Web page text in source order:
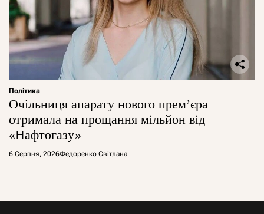
Політика
Очільниця апарату нового прем’єра
отримала на прощання мільйон від
«Нафтогазу»
6 Серпня, 2026Федоренко Світлана